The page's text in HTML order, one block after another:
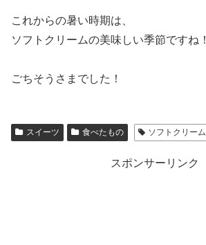
これからの暑い時期は、
ソフトクリームの美味しい季節ですね！
ごちそうさまでした！
スイーツ 食べたもの ソフトクリーム
スポンサーリンク